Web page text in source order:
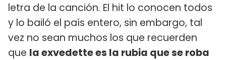
letra de la canción. El hit lo conocen todos
y lo bailó el país entero, sin embargo, tal
vez no sean muchos los que recuerden
que la exvedette es la rubia que se roba